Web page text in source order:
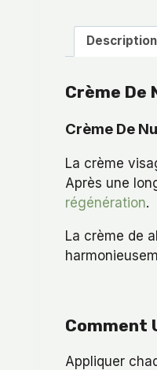
Description
Crème De
Crème De
La crème
Après une
régénération.
La crème de
Comment
Appliquer